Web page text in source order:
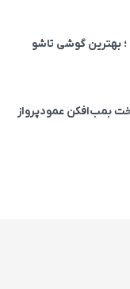
بررسی Galaxy Z Fold8 Ultra ؛ بهترین گوشی تاشو
بمب‌افکن عمودپرواز